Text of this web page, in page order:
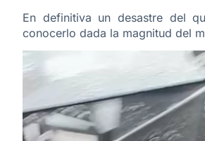
En definitiva un desastre del
conocerlo dada la magnitud del
de